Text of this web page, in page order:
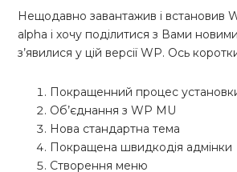
Нещодавно завантажив і встановив
alpha і хочу поділитися з Вами
з’явилися у цій версії WP. Ось
Покращенний процес
Об’єднання з WP MU
Нова стандартна тема
Покращена швидкодія адмінки
Створення меню